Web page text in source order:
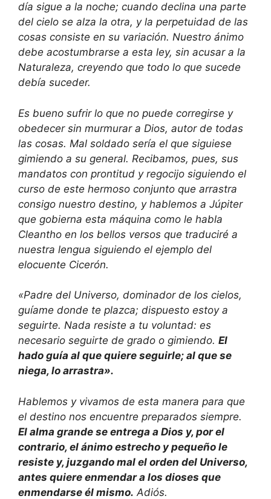
día sigue a la noche; cuando declina una parte
del cielo se alza la otra, y la perpetuidad de las
cosas consiste en su variación. Nuestro ánimo
debe acostumbrarse a esta ley, sin acusar a la
Naturaleza, creyendo que todo lo que sucede
debía suceder.
Es bueno sufrir lo que no puede corregirse y
obedecer sin murmurar a Dios, autor de todas
las cosas. Mal soldado sería el que siguiese
gimiendo a su general. Recibamos, pues, sus
mandatos con prontitud y regocijo siguiendo el
curso de este hermoso conjunto que arrastra
consigo nuestro destino, y hablemos a Júpiter
que gobierna esta máquina como le habla
Cleantho en los bellos versos que traduciré a
nuestra lengua siguiendo el ejemplo del
elocuente Cicerón.
«Padre del Universo, dominador de los cielos,
guíame donde te plazca; dispuesto estoy a
seguirte. Nada resiste a tu voluntad: es
necesario seguirte de grado o gimiendo. El
hado guía al que quiere seguirle; al que se
niega, lo arrastra».
Hablemos y vivamos de esta manera para que
el destino nos encuentre preparados siempre.
El alma grande se entrega a Dios y, por el
contrario, el ánimo estrecho y pequeño le
resiste y, juzgando mal el orden del Universo,
antes quiere enmendar a los dioses que
enmendarse él mismo. Adiós.